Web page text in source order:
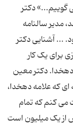
گوییم...» دکتر
امیر جاهد، مدیر سالنامه
ازدواج آنها 4 فرزند بود. ... آشنایی دکتر
برای یک کار
دکتر معین
ای که علامه دهخدا،
کنم که تمام
از یک میلیون است